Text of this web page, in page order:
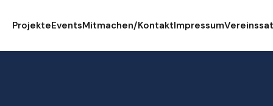
ProjekteEventsMitmachen/KontaktImpressum